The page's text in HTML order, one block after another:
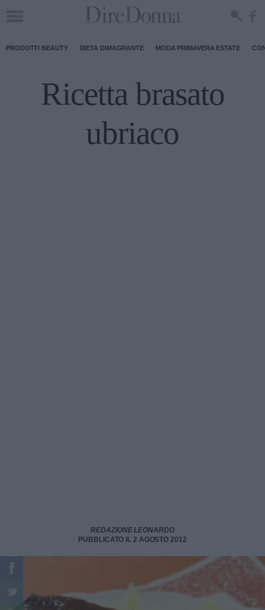
PRODOTTI BEAUTY DIETA DIMAGRANTE MODA PRIMAVERA ESTATE
Ricetta brasato
ubriaco
REDAZIONE LEONARDO
PUBBLICATO IL 2 AGOSTO 2012